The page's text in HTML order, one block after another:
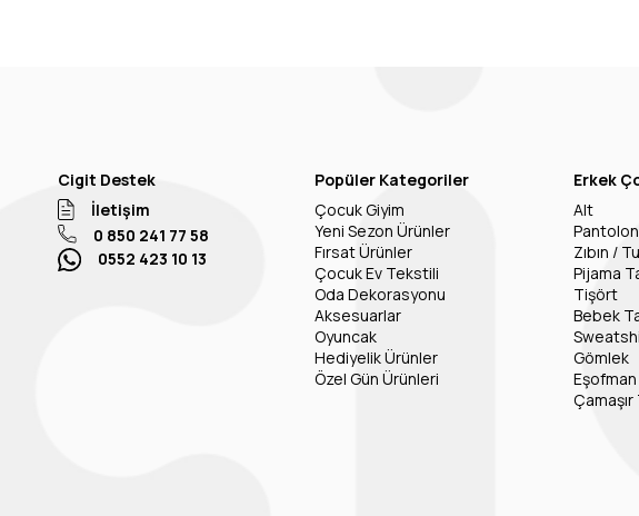
Cigit Destek
İletişim
0 850 241 77 58
0552 423 10 13
Popüler Kategoriler
Çocuk Giyim
Yeni Sezon Ürünler
Fırsat Ürünler
Çocuk Ev Tekstili
Oda Dekorasyonu
Aksesuarlar
Oyuncak
Hediyelik Ürünler
Özel Gün Ürünleri
Erkek
Alt
Pantolon
Zıbın /
Pijama
Tişört
Bebek
Gömlek
Eşofman
Çamaşır